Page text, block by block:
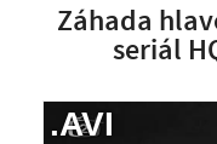
Záhada
seriál
.AVI